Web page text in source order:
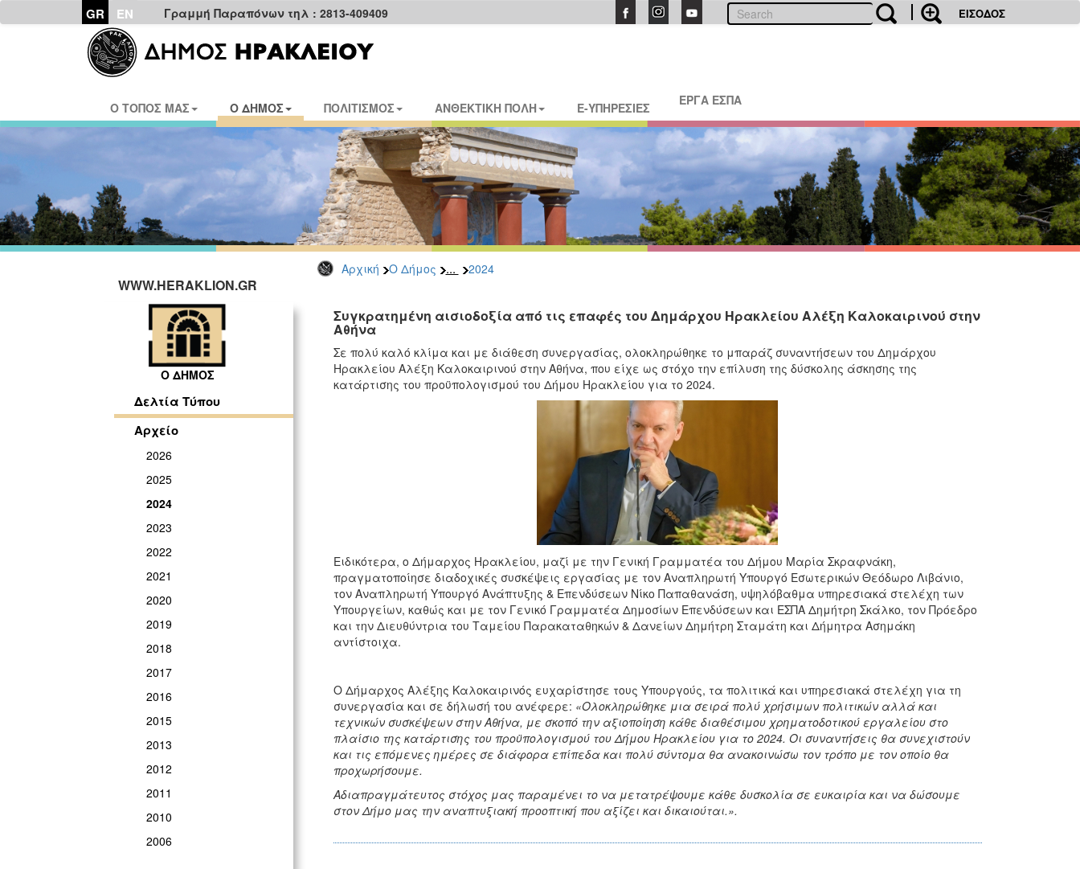
GR EN Γραμμή Παραπόνων τηλ : 2813-409409 ΕΙΣΟΔΟΣ
Ο ΤΟΠΟΣ ΜΑΣ Ο ΔΗΜΟΣ ΠΟΛΙΤΙΣΜΟΣ ΑΝΘΕΚΤΙΚΗ ΠΟΛΗ E-ΥΠΗΡΕΣΙΕΣ ΕΡΓΑ ΕΣΠΑ
Αρχική Ο Δήμος ... 2024
WWW.HERAKLION.GR
Ο ΔΗΜΟΣ
Δελτία Τύπου
Αρχείο
2026
2025
2024
2023
2022
2021
2020
2019
2018
2017
2016
2015
2013
2012
2011
2010
2006
Συγκρατημένη αισιοδοξία από τις επαφές του Δημάρχου Ηρακλείου Αλέξη Καλοκαιρινού στην
Αθήνα
Σε πολύ καλό κλίμα και με διάθεση συνεργασίας, ολοκληρώθηκε το μπαράζ συναντήσεων του Δημάρχου
Ηρακλείου Αλέξη Καλοκαιρινού στην Αθήνα, που είχε ως στόχο την επίλυση της δύσκολης άσκησης της
κατάρτισης του προϋπολογισμού του Δήμου Ηρακλείου για το 2024.
Ειδικότερα, ο Δήμαρχος Ηρακλείου, μαζί με την Γενική Γραμματέα του Δήμου Μαρία Σκραφνάκη,
πραγματοποίησε διαδοχικές συσκέψεις εργασίας με τον Αναπληρωτή Υπουργό Εσωτερικών Θεόδωρο Λιβάνιο,
τον Αναπληρωτή Υπουργό Ανάπτυξης & Επενδύσεων Νίκο Παπαθανάση, υψηλόβαθμα υπηρεσιακά στελέχη των
Υπουργείων, καθώς και με τον Γενικό Γραμματέα Δημοσίων Επενδύσεων και ΕΣΠΑ Δημήτρη Σκάλκο, τον Πρόεδρο
και την Διευθύντρια του Ταμείου Παρακαταθηκών & Δανείων Δημήτρη Σταμάτη και Δήμητρα Ασημάκη
αντίστοιχα.
Ο Δήμαρχος Αλέξης Καλοκαιρινός ευχαρίστησε τους Υπουργούς, τα πολιτικά και υπηρεσιακά στελέχη για τη
συνεργασία και σε δήλωσή του ανέφερε: «Ολοκληρώθηκε μια σειρά πολύ χρήσιμων πολιτικών αλλά και
τεχνικών συσκέψεων στην Αθήνα, με σκοπό την αξιοποίηση κάθε διαθέσιμου χρηματοδοτικού εργαλείου στο
πλαίσιο της κατάρτισης του προϋπολογισμού του Δήμου Ηρακλείου για το 2024. Οι συναντήσεις θα συνεχιστούν
και τις επόμενες ημέρες σε διάφορα επίπεδα και πολύ σύντομα θα ανακοινώσω τον τρόπο με τον οποίο θα
προχωρήσουμε.
Αδιαπραγμάτευτος στόχος μας παραμένει το να μετατρέψουμε κάθε δυσκολία σε ευκαιρία και να δώσουμε
στον Δήμο μας την αναπτυξιακή προοπτική που αξίζει και δικαιούται.».